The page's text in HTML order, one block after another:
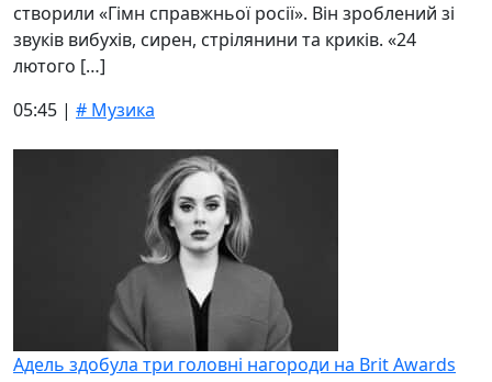
створили «Гімн справжньої росії». Він зроблений зі
звуків вибухів, сирен, стрілянини та криків. «24
лютого […]
05:45 | # Музика
Адель здобула три головні нагороди на Brit Awards